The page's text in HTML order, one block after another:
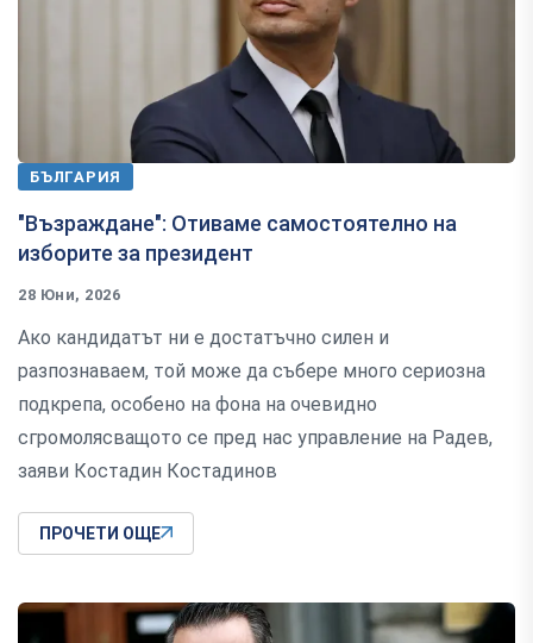
БЪЛГАРИЯ
"Възраждане": Отиваме самостоятелно на
изборите за президент
28 Юни, 2026
Ако кандидатът ни е достатъчно силен и
разпознаваем, той може да събере много сериозна
подкрепа, особено на фона на очевидно
сгромолясващото се пред нас управление на Радев,
заяви Костадин Костадинов
ПРОЧЕТИ ОЩЕ